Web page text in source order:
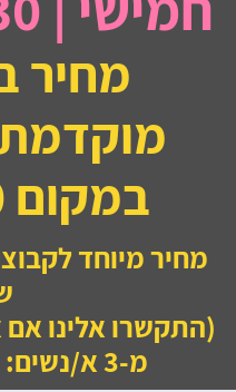
מחיר
במקום 240 ש"ח
(התקשרו אלינו
מ-3 א/נשים: 050-8381986)